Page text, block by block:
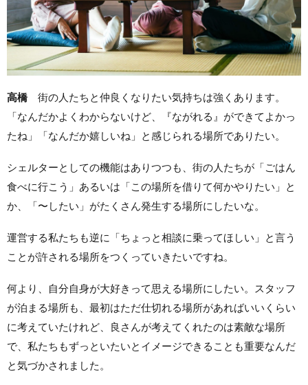
高橋 街の人たちと仲良くなりたい気持ちは強くあります。
「なんだかよくわからないけど、『ながれる』ができてよかっ
たね」「なんだか嬉しいね」と感じられる場所でありたい。
シェルターとしての機能はありつつも、街の人たちが「ごはん
食べに行こう」あるいは「この場所を借りて何かやりたい」と
か、「〜したい」がたくさん発生する場所にしたいな。
運営する私たちも逆に「ちょっと相談に乗ってほしい」と言う
ことが許される場所をつくっていきたいですね。
何より、自分自身が大好きって思える場所にしたい。スタッフ
が泊まる場所も、最初はただ仕切れる場所があればいいくらい
に考えていたけれど、良さんが考えてくれたのは素敵な場所
で、私たちもずっといたいとイメージできることも重要なんだ
と気づかされました。